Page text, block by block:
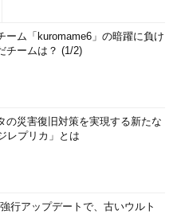
ーム「kuromame6」の暗躍に負け
チームは？ (1/2)
の災害復旧対策を実現する新たな
レプリカ」とは
行アップデートで、古いウルト